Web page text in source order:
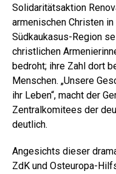
Solidaritätsaktion
armenischen Christen
Südkaukasus-Region
christlichen
bedroht; ihre Zahl dort
Menschen. „Unsere
ihr Leben“, macht der
Zentralkomitees der
deutlich.
Angesichts dieser
ZdK und Osteuropa-